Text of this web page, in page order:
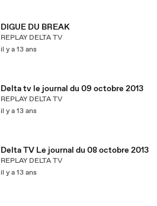
DIGUE DU BREAK
REPLAY DELTA TV
il y a 13 ans
Delta tv le journal du 09 octobre 2013
REPLAY DELTA TV
il y a 13 ans
Delta TV Le journal du 08 octobre 2013
REPLAY DELTA TV
il y a 13 ans